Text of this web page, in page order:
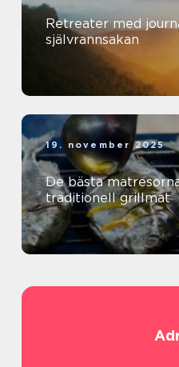
Retreater med
självrannsakan
19. november 2025
De bästa
traditionell grillmat